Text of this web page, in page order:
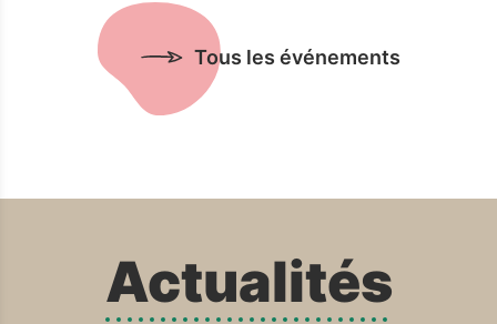
Tous les événements
Actualités